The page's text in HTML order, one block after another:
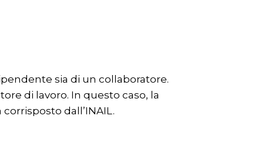
sia di un collaboratore.
di lavoro. In questo caso, la
dall’INAIL.